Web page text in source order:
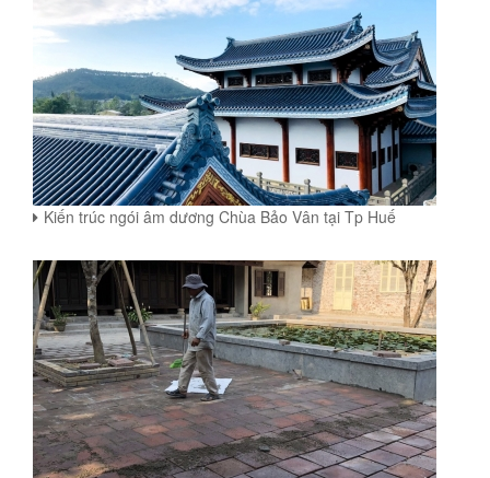
Kiến trúc ngói âm dương Chùa Bảo Vân tại Tp Huế